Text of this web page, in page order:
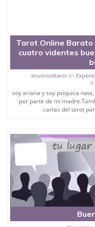
Tarot Online Barato
cuatro videntes
anunciodtarot en
0
soy ariana y soy psíquica
por parte de mi
cartas del tarot